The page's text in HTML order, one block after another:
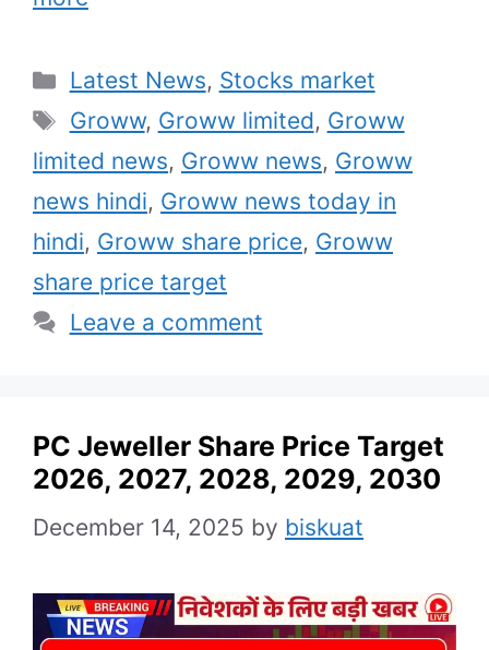
Categories
Latest News, Stocks market
Tags
Groww, Groww limited, Groww
limited news, Groww news, Groww
news hindi, Groww news today in
hindi, Groww share price, Groww
share price target
Leave a comment
PC Jeweller Share Price Target
2026, 2027, 2028, 2029, 2030
December 14, 2025 by biskuat